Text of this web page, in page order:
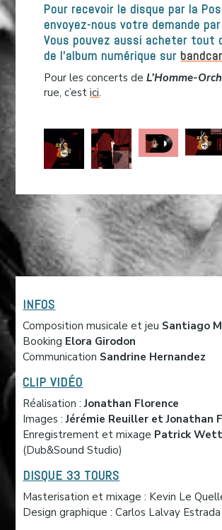
Pour recevoir le disque par la
envoyez-nous votre demande par
Vous pouvez aussi acheter tout
de l’album numérique sur
Pour les concerts de L’Homme-
rue, c’estici.
INFOS
Composition musicale et jeu Santiago
Booking Elora Girodon
Communication Sandrine Hernandez
CLIP VIDÉO
Réalisation :Jonathan Florence
Images :Jérémie Reuiller et Jonathan
Enregistrement et mixage Patrick
(Dub&Sound Studio)
DISQUE 33 TOURS
Masterisation et mixage : Kevin Le
Design graphique : Carlos Lalvay Estrada